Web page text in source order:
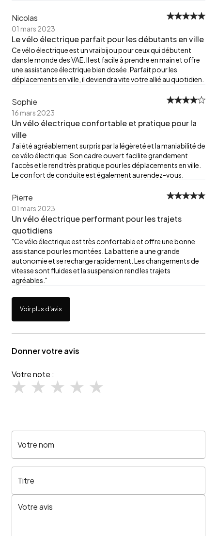
Nicolas
01 mars 2023
Le vélo électrique parfait pour les débutants en ville
Ce vélo électrique est un vrai bijou pour ceux qui débutent
dans le monde des VAE. Il est facile à prendre en main et offre
une assistance électrique bien dosée. Parfait pour les
déplacements en ville, il deviendra vite votre allié au quotidien.
Sophie
16 mars 2023
Un vélo électrique confortable et pratique pour la
ville
J'ai été agréablement surpris par la légèreté et la maniabilité de
ce vélo électrique. Son cadre ouvert facilite grandement
l'accès et le rend très pratique pour les déplacements en ville.
Le confort de conduite est également au rendez-vous.
Pierre
01 mars 2023
Un vélo électrique performant pour les trajets
quotidiens
"Ce vélo électrique est très confortable et offre une bonne
assistance pour les montées. La batterie a une grande
autonomie et se recharge rapidement. Les changements de
vitesse sont fluides et la suspension rend les trajets
agréables."
Voir plus d'avis
Donner votre avis
Votre note :
Votre nom
Titre